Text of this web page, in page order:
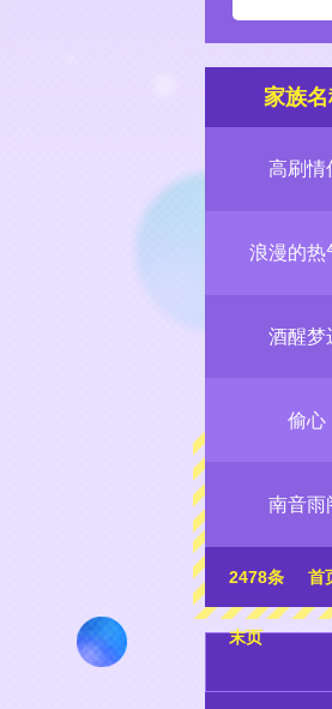
家族
高刷情
浪漫的热
酒醒梦
偷心
南音雨
2478条 首
末页